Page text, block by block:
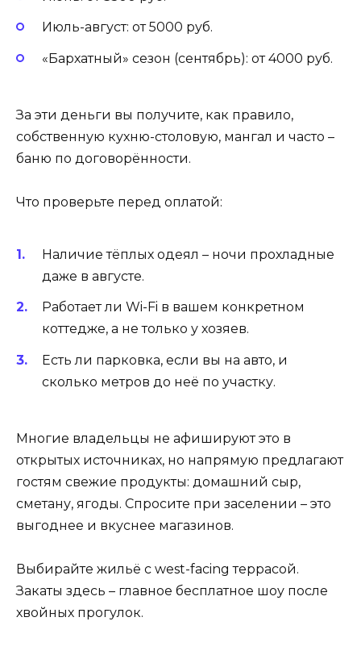
Июль-август: от 5000 руб.
«Бархатный» сезон (сентябрь): от 4000 руб.
За эти деньги вы получите, как правило,
собственную кухню-столовую, мангал и часто –
баню по договорённости.
Что проверьте перед оплатой:
Наличие тёплых одеял – ночи прохладные
даже в августе.
Работает ли Wi-Fi в вашем конкретном
коттедже, а не только у хозяев.
Есть ли парковка, если вы на авто, и
сколько метров до неё по участку.
Многие владельцы не афишируют это в
открытых источниках, но напрямую предлагают
гостям свежие продукты: домашний сыр,
сметану, ягоды. Спросите при заселении – это
выгоднее и вкуснее магазинов.
Выбирайте жильё с west-facing террасой.
Закаты здесь – главное бесплатное шоу после
хвойных прогулок.